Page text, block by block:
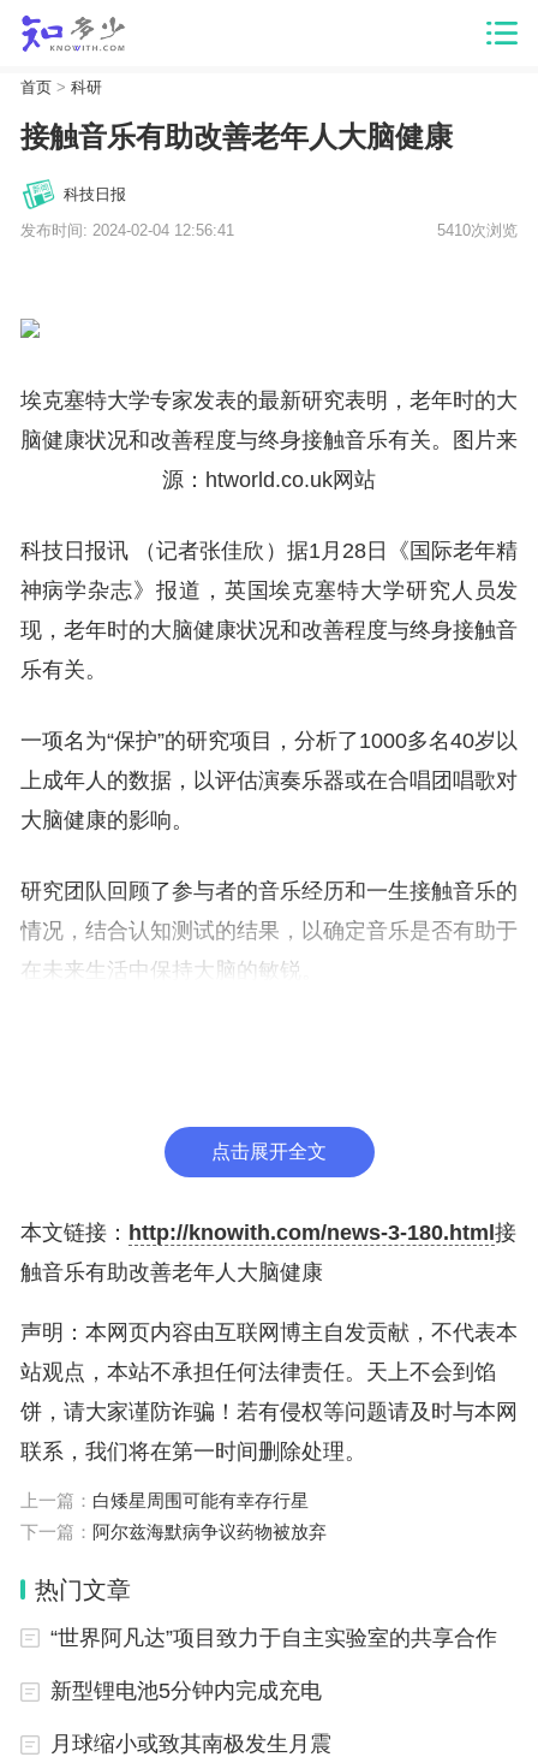
首页> 科研
接触音乐有助改善老年人大脑健康
科技日报
发布时间: 2024-02-04 12:56:41 5410次浏览
埃克塞特大学专家发表的最新研究表明，老年时的大
脑健康状况和改善程度与终身接触音乐有关。图片来
源：htworld.co.uk网站
科技日报讯 （记者张佳欣）据1月28日《国际老年精
神病学杂志》报道，英国埃克塞特大学研究人员发
现，老年时的大脑健康状况和改善程度与终身接触音
乐有关。
一项名为“保护”的研究项目，分析了1000多名40岁以
上成年人的数据，以评估演奏乐器或在合唱团唱歌对
大脑健康的影响。
研究团队回顾了参与者的音乐经历和一生接触音乐的
情况，结合认知测试的结果，以确定音乐是否有助于
在未来生活中保持大脑的敏锐。
奏钢琴会带来更多好处。此外，唱歌也能更好地保持
和维护大脑健康。
总体而言，接触音乐可锻炼大脑的认知储备能力。尽
管还需要更多研究来调查这种关系，但新发现表明，
当多的证据表明，音乐团体活动对老年痴呆症患者有
好处。这一方法可作为老年人健康方案的组成部分加
以推广，从而帮助老年人主动维护大脑健康。
点击展开全文
本文链接： http://knowith.com/news-3-180.html 接
触音乐有助改善老年人大脑健康
声明：本网页内容由互联网博主自发贡献，不代表本
站观点，本站不承担任何法律责任。天上不会到馅
饼，请大家谨防诈骗！若有侵权等问题请及时与本网
联系，我们将在第一时间删除处理。
上一篇： 白矮星周围可能有幸存行星
下一篇： 阿尔兹海默病争议药物被放弃
热门文章
“世界阿凡达”项目致力于自主实验室的共享合作
新型锂电池5分钟内完成充电
月球缩小或致其南极发生月震